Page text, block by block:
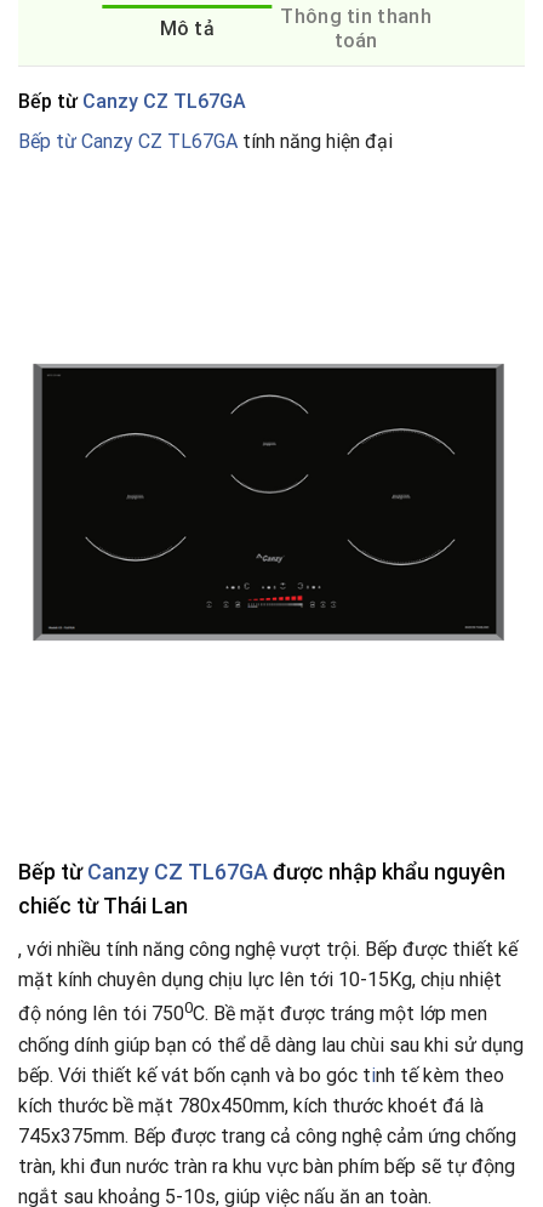
Mô tả
Thông tin thanh
toán
Bếp từCanzy CZ TL67GA
Bếp từ Canzy CZ TL67GA tính năng hiện đại
Bếp từCanzy CZ TL67GAđược nhập khẩu nguyên
chiếc từ Thái Lan
, với nhiều tính năng công nghệ vượt trội. Bếp được thiết kế
mặt kính chuyên dụng chịu lực lên tới 10-15Kg, chịu nhiệt
độ nóng lên tói 7500C. Bề mặt được tráng một lớp men
chống dính giúp bạn có thể dễ dàng lau chùi sau khi sử dụng
bếp. Với thiết kế vát bốn cạnh và bo góc tinh tế kèm theo
kích thước bề mặt 780x450mm, kích thước khoét đá là
745x375mm. Bếp được trang cả công nghệ cảm ứng chống
tràn, khi đun nước tràn ra khu vực bàn phím bếp sẽ tự động
ngắt sau khoảng 5-10s, giúp việc nấu ăn an toàn.